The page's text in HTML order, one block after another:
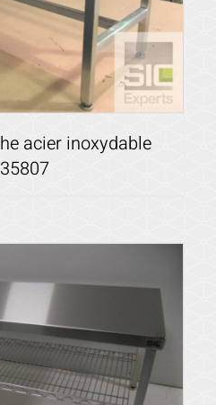
acier inoxydable